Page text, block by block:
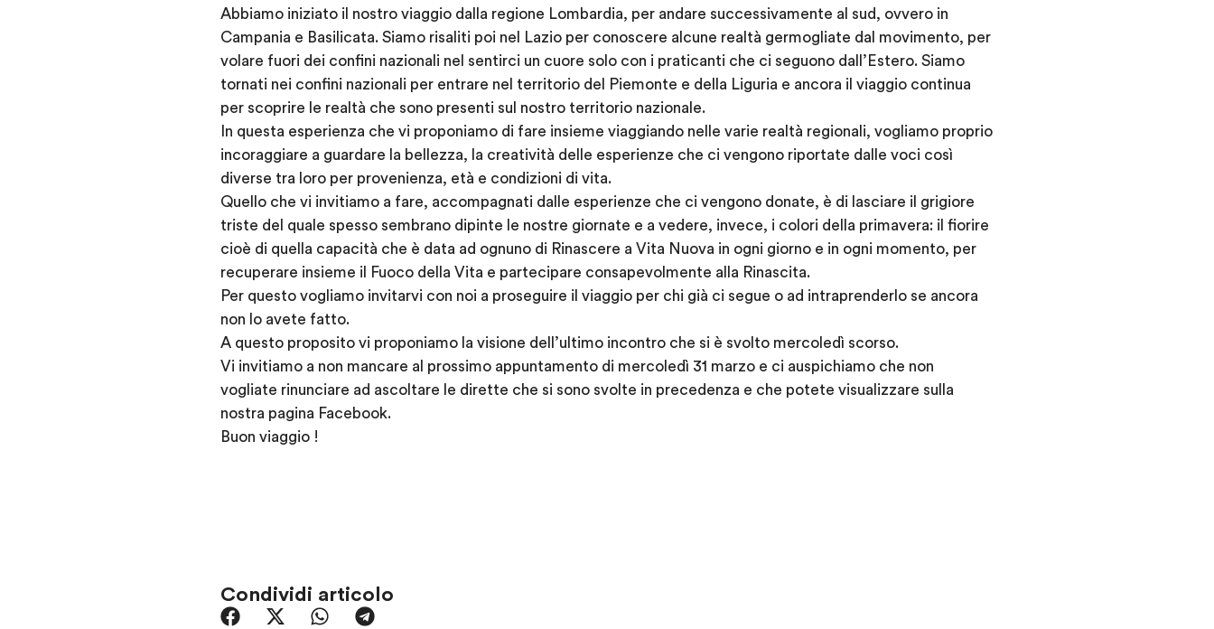
Abbiamo iniziato il nostro viaggio dalla regione Lombardia, per andare successivamente al sud, ovvero in
Campania e Basilicata. Siamo risaliti poi nel Lazio per conoscere alcune realtà germogliate dal movimento, per
volare fuori dei confini nazionali nel sentirci un cuore solo con i praticanti che ci seguono dall’Estero. Siamo
tornati nei confini nazionali per entrare nel territorio del Piemonte e della Liguria e ancora il viaggio continua
per scoprire le realtà che sono presenti sul nostro territorio nazionale.
In questa esperienza che vi proponiamo di fare insieme viaggiando nelle varie realtà regionali, vogliamo proprio
incoraggiare a guardare la bellezza, la creatività delle esperienze che ci vengono riportate dalle voci così
diverse tra loro per provenienza, età e condizioni di vita.
Quello che vi invitiamo a fare, accompagnati dalle esperienze che ci vengono donate, è di lasciare il grigiore
triste del quale spesso sembrano dipinte le nostre giornate e a vedere, invece, i colori della primavera: il fiorire
cioè di quella capacità che è data ad ognuno di Rinascere a Vita Nuova in ogni giorno e in ogni momento, per
recuperare insieme il Fuoco della Vita e partecipare consapevolmente alla Rinascita.
Per questo vogliamo invitarvi con noi a proseguire il viaggio per chi già ci segue o ad intraprenderlo se ancora
non lo avete fatto.
A questo proposito vi proponiamo la visione dell’ultimo incontro che si è svolto mercoledì scorso.
Vi invitiamo a non mancare al prossimo appuntamento di mercoledì 31 marzo e ci auspichiamo che non
vogliate rinunciare ad ascoltare le dirette che si sono svolte in precedenza e che potete visualizzare sulla
nostra pagina Facebook.
Buon viaggio !
Condividi articolo